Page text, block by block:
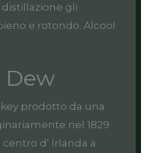
gli
e rotondo. Alcool
Dew
prodotto da una
nel 1829
d’ Irlanda a